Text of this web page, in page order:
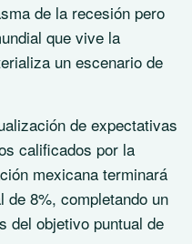
de la recesión pero
que vive la
un escenario de
de expectativas
calificados por la
mexicana terminará
de 8%, completando un
del objetivo puntual de